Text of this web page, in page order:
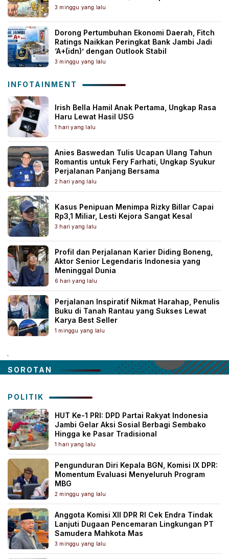
3 minggu yang lalu
Dorong Pertumbuhan Ekonomi Daerah, Fitch
Ratings Naikkan Peringkat Bank Jambi Jadi
‘A+(idn)’ dengan Outlook Stabil
3 minggu yang lalu
INFOTAINMENT
Irish Bella Hamil Anak Pertama, Ungkap Rasa
Haru Lewat Hasil USG
1 hari yang lalu
Anies Baswedan Tulis Ucapan Ulang Tahun
Romantis untuk Fery Farhati, Ungkap Syukur
Perjalanan Panjang Bersama
2 hari yang lalu
Kasus Penipuan Menimpa Rizky Billar Capai
Rp3,1 Miliar, Lesti Kejora Sangat Kesal
3 hari yang lalu
Profil dan Perjalanan Karier Diding Boneng,
Aktor Senior Legendaris Indonesia yang
Meninggal Dunia
6 hari yang lalu
Perjalanan Inspiratif Nikmat Harahap, Penulis
Buku di Tanah Rantau yang Sukses Lewat
Karya Best Seller
1 minggu yang lalu
.
SOROTAN
POLITIK
HUT Ke-1 PRI: DPD Partai Rakyat Indonesia
Jambi Gelar Aksi Sosial Berbagi Sembako
Hingga ke Pasar Tradisional
1 hari yang lalu
Pengunduran Diri Kepala BGN, Komisi IX DPR:
Momentum Evaluasi Menyeluruh Program
MBG
2 minggu yang lalu
Anggota Komisi XII DPR RI Cek Endra Tindak
Lanjuti Dugaan Pencemaran Lingkungan PT
Samudera Mahkota Mas
3 minggu yang lalu